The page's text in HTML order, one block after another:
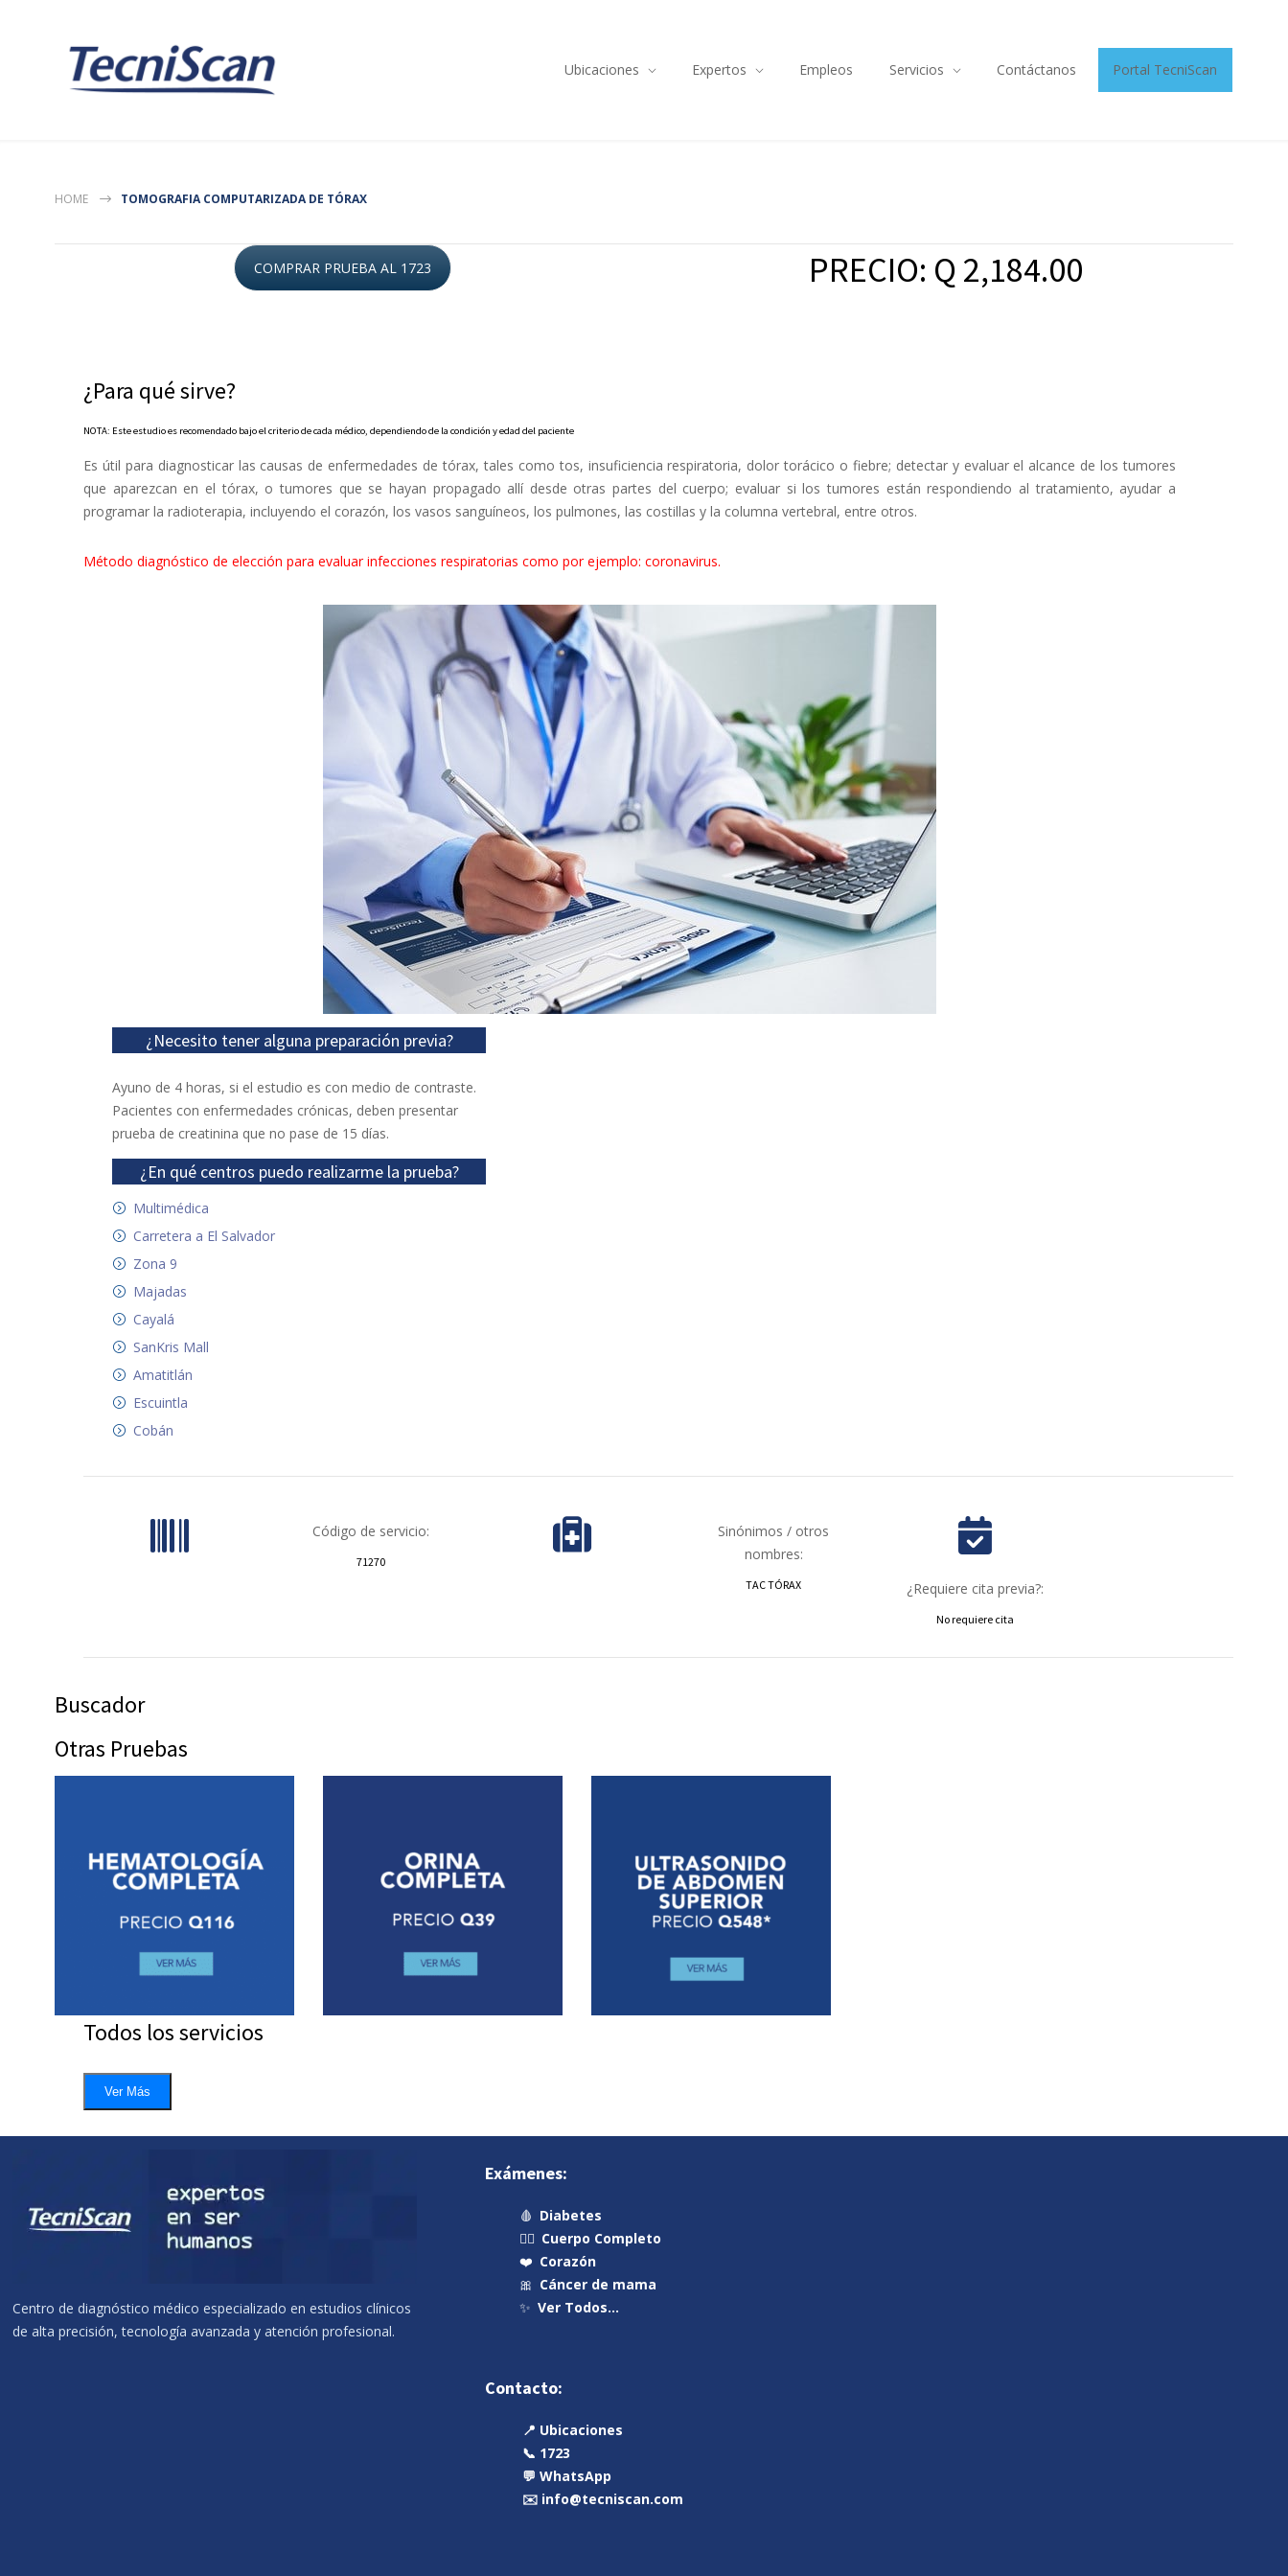
Ubicaciones Expertos Empleos Servicios Contáctanos Portal TecniScan
HOME TOMOGRAFIA COMPUTARIZADA DE TÓRAX
COMPRAR PRUEBA AL 1723 PRECIO: Q 2,184.00
¿Para qué sirve?
NOTA: Este estudio es recomendado bajo el criterio de cada médico, dependiendo de la condición y edad del paciente
Es útil para diagnosticar las causas de enfermedades de tórax, tales como tos, insuficiencia respiratoria, dolor torácico o fiebre; detectar y evaluar el alcance de los tumores
que aparezcan en el tórax, o tumores que se hayan propagado allí desde otras partes del cuerpo; evaluar si los tumores están respondiendo al tratamiento, ayudar a
programar la radioterapia, incluyendo el corazón, los vasos sanguíneos, los pulmones, las costillas y la columna vertebral, entre otros.
Método diagnóstico de elección para evaluar infecciones respiratorias como por ejemplo: coronavirus.
¿Necesito tener alguna preparación previa?
Ayuno de 4 horas, si el estudio es con medio de contraste.
Pacientes con enfermedades crónicas, deben presentar
prueba de creatinina que no pase de 15 días.
¿En qué centros puedo realizarme la prueba?
Multimédica
Carretera a El Salvador
Zona 9
Majadas
Cayalá
SanKris Mall
Amatitlán
Escuintla
Cobán
Código de servicio:
71270
Sinónimos / otros
nombres:
TAC TÓRAX ¿Requiere cita previa?:
No requiere cita
Buscador
Otras Pruebas
Todos los servicios
Ver Más
Centro de diagnóstico médico especializado en estudios clínicos
de alta precisión, tecnología avanzada y atención profesional.
Exámenes:
🩸 Diabetes
🧍‍♂️ Cuerpo Completo
❤️ Corazón
🎀 Cáncer de mama
✨ Ver Todos…
Contacto:
📍 Ubicaciones
📞 1723
💬 WhatsApp
✉️ info@tecniscan.com